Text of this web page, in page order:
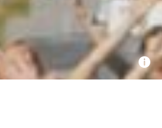
FRANCE3 BFC - La part de rêve 